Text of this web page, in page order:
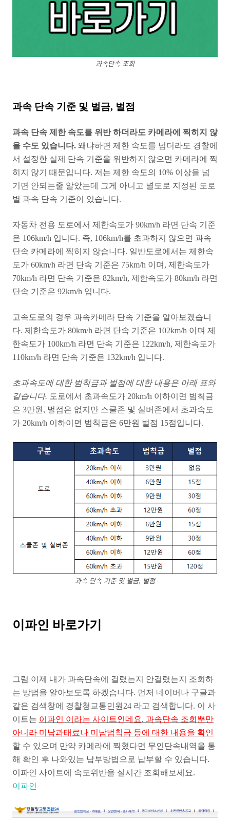
과속단속 조회
과속 단속 기준 및 벌금, 벌점
과속 단속 제한 속도를 위반 하더라도 카메라에 찍히지 않
을 수도 있습니다. 왜냐하면 제한 속도를 넘더라도 경찰에
서 설정한 실제 단속 기준을 위반하지 않으면 카메라에 찍
히지 않기 때문입니다. 저는 제한 속도의 10% 이상을 넘
기면 안되는줄 알았는데 그게 아니고 별도로 지정된 도로
별 과속 단속 기준이 있습니다.
자동차 전용 도로에서 제한속도가 90km/h 라면 단속 기준
은 106km/h 입니다. 즉, 106km/h를 초과하지 않으면 과속
단속 카메라에 찍히지 않습니다. 일반도로에서는 제한속
도가 60km/h 라면 단속 기준은 75km/h 이며, 제한속도가
70km/h 라면 단속 기준은 82km/h, 제한속도가 80km/h 라면
단속 기준은 92km/h 입니다.
고속도로의 경우 과속카메라 단속 기준을 알아보겠습니
다. 제한속도가 80km/h 라면 단속 기준은 102km/h 이며 제
한속도가 100km/h 라면 단속 기준은 122km/h, 제한속도가
110km/h 라면 단속 기준은 132km/h 입니다.
초과속도에 대한 범칙금과 벌점에 대한 내용은 아래 표와
같습니다. 도로에서 초과속도가 20km/h 이하이면 범칙금
은 3만원, 벌점은 없지만 스쿨존 및 실버존에서 초과속도
가 20km/h 이하이면 범칙금은 6만원 벌점 15점입니다.
과속 단속 기준 및 벌금, 벌점
이파인 바로가기
그럼 이제 내가 과속단속에 걸렸는지 안걸렸는지 조회하
는 방법을 알아보도록 하겠습니다. 먼저 네이버나 구글과
같은 검색창에 경찰청교통민원24 라고 검색합니다. 이 사
이트는 이파인 이라는 사이트인데요. 과속단속 조회뿐만
아니라 미납과태료나 미납범칙금 등에 대한 내용을 확인
할 수 있으며 만약 카메라에 찍혔다면 무인단속내역을 통
해 확인 후 나와있는 납부방법으로 납부할 수 있습니다.
이파인 사이트에 속도위반을 실시간 조회해보세요.
이파인